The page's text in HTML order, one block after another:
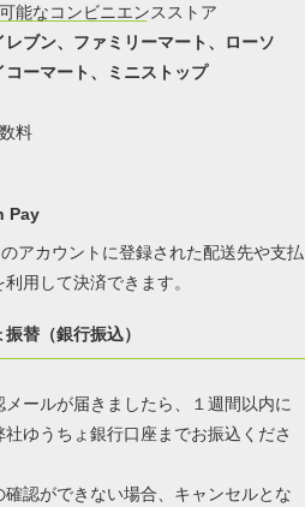
能なコンビニエンスストア
レブン、ファミリーマート、ローソ
コーマート、ミニストップ
料
Pay
アカウントに登録された配送先や支払
利用して決済できます。
替（銀行振込）
メールが届きましたら、１週間以内に
社ゆうちょ銀行口座までお振込くださ
確認ができない場合、キャンセルとな